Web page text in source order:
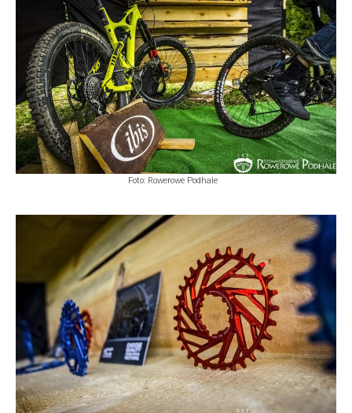
Foto: Rowerowe Podhale